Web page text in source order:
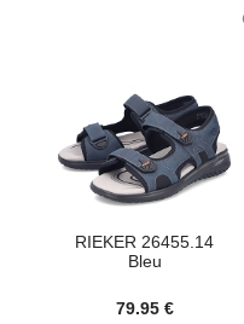
RIEKER 26455.14
Bleu
79.95 €